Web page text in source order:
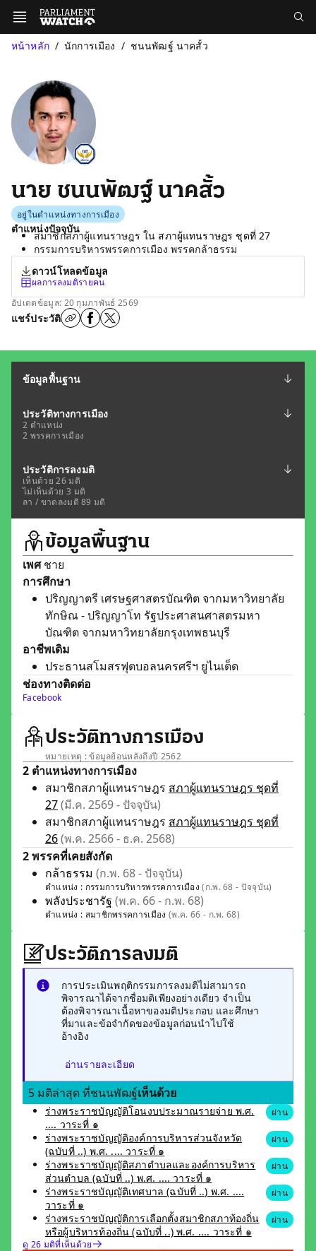
หน้าหลัก นักการเมือง ชนนพัฒฐ์ นาคสั้ว
นาย ชนนพัฒฐ์ นาคสั้ว
อยู่ในตำแหน่งทางการเมือง
ตำแหน่งปัจจุบัน
สมาชิกสภาผู้แทนราษฎร ใน สภาผู้แทนราษฎร ชุดที่ 27
กรรมการบริหารพรรคการเมือง พรรคกล้าธรรม
ดาวน์โหลดข้อมูล
ผลการลงมติรายคน
อัปเดตข้อมูล: 20 กุมภาพันธ์ 2569
แชร์ประวัติ
ข้อมูลพื้นฐาน
ประวัติทางการเมือง
2 ตำแหน่ง
2 พรรคการเมือง
ประวัติการลงมติ
เห็นด้วย 26 มติ
ไม่เห็นด้วย 3 มติ
ลา / ขาดลงมติ 89 มติ
ข้อมูลพื้นฐาน
เพศชาย
การศึกษา
ปริญญาตรี เศรษฐศาสตรบัณฑิต จากมหาวิทยาลัย
ทักษิณ - ปริญญาโท รัฐประศาสนศาสตรมหา
บัณฑิต จากมหาวิทยาลัยกรุงเทพธนบุรี
อาชีพเดิม
ประธานสโมสรฟุตบอลนครศรีฯ ยูไนเต็ด
ช่องทางติดต่อ
Facebook
ประวัติทางการเมือง
หมายเหตุ : ข้อมูลย้อนหลังถึงปี 2562
2 ตำแหน่งทางการเมือง
สมาชิกสภาผู้แทนราษฎร สภาผู้แทนราษฎร ชุดที่
27(มี.ค. 2569 - ปัจจุบัน)
สมาชิกสภาผู้แทนราษฎร สภาผู้แทนราษฎร ชุดที่
26(พ.ค. 2566 - ธ.ค. 2568)
2 พรรคที่เคยสังกัด
กล้าธรรม (ก.พ. 68 - ปัจจุบัน)
ตำแหน่ง : กรรมการบริหารพรรคการเมือง(ก.พ. 68 - ปัจจุบัน)
พลังประชารัฐ (พ.ค. 66 - ก.พ. 68)
ตำแหน่ง : สมาชิกพรรคการเมือง(พ.ค. 66 - ก.พ. 68)
ประวัติการลงมติ
การประเมินพฤติกรรมการลงมติไม่สามารถ
พิจารณาได้จากชื่อมติเพียงอย่างเดียว จำเป็น
ต้องพิจารณาเนื้อหาของมติประกอบ และศึกษา
ที่มาและข้อจำกัดของข้อมูลก่อนนำไปใช้
อ้างอิง
อ่านรายละเอียด
5 มติล่าสุด ที่ชนนพัฒฐ์เห็นด้วย
ร่างพระราชบัญญัติโอนงบประมาณรายจ่าย พ.ศ.
.... วาระที่ ๑
ผ่าน
ร่างพระราชบัญญัติองค์การบริหารส่วนจังหวัด
(ฉบับที่ ..) พ.ศ. .... วาระที่ ๑
ผ่าน
ร่างพระราชบัญญัติสภาตำบลและองค์การบริหาร
ส่วนตำบล (ฉบับที่ ..) พ.ศ. .... วาระที่ ๑
ผ่าน
ร่างพระราชบัญญัติเทศบาล (ฉบับที่ ..) พ.ศ. ....
วาระที่ ๑
ผ่าน
ร่างพระราชบัญญัติการเลือกตั้งสมาชิกสภาท้องถิ่น
หรือผู้บริหารท้องถิ่น (ฉบับที่ ..) พ.ศ. .... วาระที่ ๑
ผ่าน
ดู 26 มติที่เห็นด้วย